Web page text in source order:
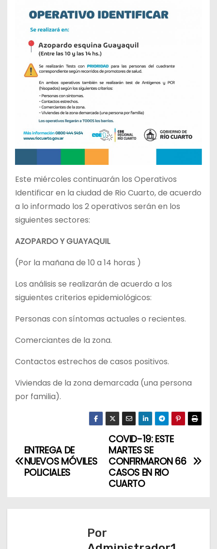
Este miércoles continuarán los Operativos
Identificar en la ciudad de Rio Cuarto, de acuerdo
a lo informado los 2 operativos serán en los
siguientes sectores:
AZOPARDO Y GUAYAQUIL
(Por la mañana de 10 a 14 horas )
Los análisis se realizarán de acuerdo a los
siguientes criterios epidemiológicos:
Personas con síntomas actuales o recientes.
Comerciantes de la zona.
Contactos estrechos de casos positivos.
Viviendas de la zona demarcada (una persona
por familia).
N
a
e
COVID-19: ESTE
MARTES SE
CONFIRMARON 66
CASOS EN RIO
CUARTO
ENTREGA DE
NUEVOS MÓVILES
POLICIALES
Por